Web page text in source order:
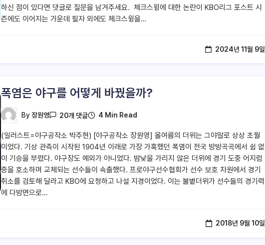
하신 점이 있다면 댓글로 질문을 남겨주세요. 체크스윙에 대한 논란이 KBO리그 포스트 시
즌에도 이어지는 가운데 필자 외에도 체크스윙을…
2024년 11월 9일
폭염은 야구를 어떻게 바꿨을까?
By 장원영 20개 댓글 4 Min Read
(일러스트=야구공작소 박주현) [야구공작소 장원영] 올여름의 더위는 그야말로 상상 초월
이었다. 기상 관측이 시작된 1904년 이래로 가장 가혹했던 폭염이 전국 방방곡곡에서 쉼 없
이 기승을 부렸다. 야구장도 예외가 아니었다. 밤낮을 가리지 않은 더위에 경기 도중 어지럼
증을 호소하며 교체되는 선수들이 속출했다. 프로야구선수협회가 선수 보호 차원에서 경기
취소를 검토해 달라고 KBO에 요청하고 나설 지경이었다. 이는 불볕더위가 선수들의 경기력
에 다방면으로…
2018년 9월 10일